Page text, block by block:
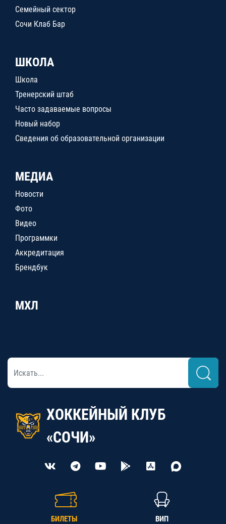
Семейный сектор
Сочи Клаб Бар
ШКОЛА
Школа
Тренерский штаб
Часто задаваемые вопросы
Новый набор
Сведения об образовательной организации
МЕДИА
Новости
Фото
Видео
Программки
Аккредитация
Брендбук
МХЛ
ХОККЕЙНЫЙ КЛУБ
«СОЧИ»
БИЛЕТЫ ВИП